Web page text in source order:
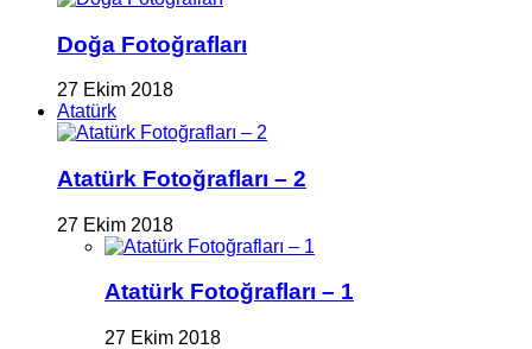
Doğa Fotoğrafları
27 Ekim 2018
Atatürk
Atatürk Fotoğrafları – 2
27 Ekim 2018
Atatürk Fotoğrafları – 1
27 Ekim 2018